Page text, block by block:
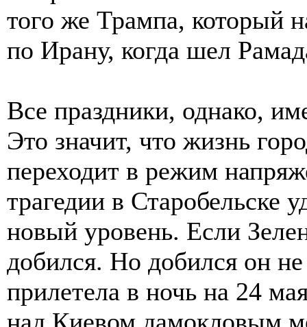
того же Трампа, который
по Ирану, когда шел
Все праздники, однако,
Это значит, что жизнь
переходит в режим
трагедии в Старобельске
новый уровень. Если
добился. Но добился он не
прилетела в ночь на 24